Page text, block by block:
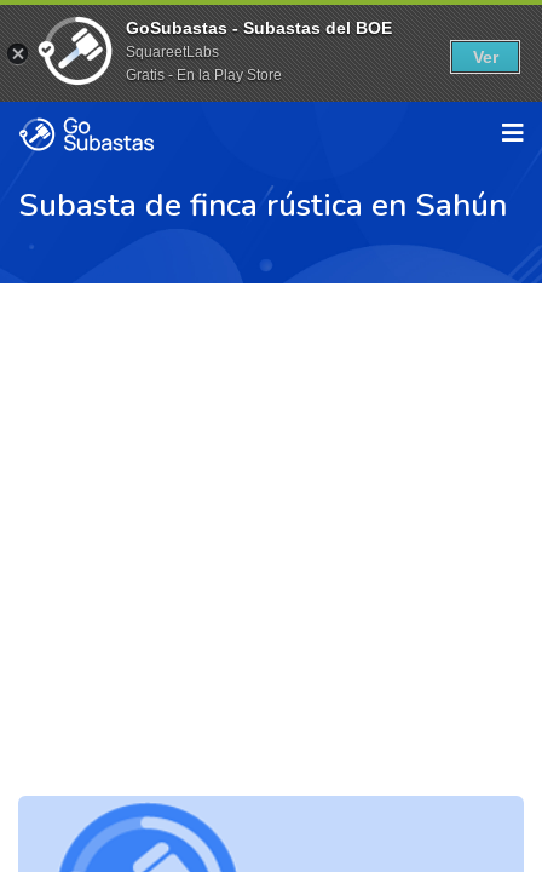
Subasta de finca rústica en Sahún
GoSubastas - Subastas del BOE
SquareetLabs
Gratis - En la Play Store
Ver